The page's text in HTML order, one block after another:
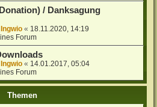
/ Danksagung
Ingwio « 18.11.2020, 14:19
Forum
Ingwio « 14.01.2017, 05:04
Forum
Themen